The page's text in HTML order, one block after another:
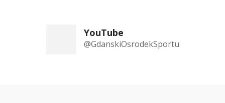
YouTube
@GdanskiOsrodekSportu